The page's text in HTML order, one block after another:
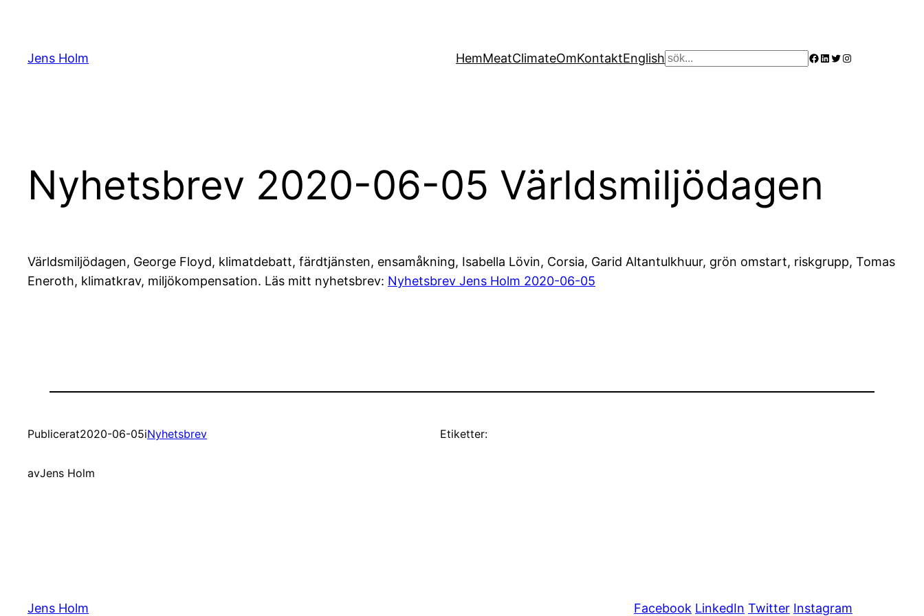
innehåll
Jens Holm HemMeatClimateOmKontaktEnglish Sök Facebook
LinkedIn
Twitter
Instagram
Nyhetsbrev 2020-06-05 Världsmiljödagen
Världsmiljödagen, George Floyd, klimatdebatt, färdtjänsten, ensamåkning, Isabella Lövin, Corsia, Garid Altantulkhuur, grön omstart, riskgrupp, Tomas
Eneroth, klimatkrav, miljökompensation. Läs mitt nyhetsbrev: Nyhetsbrev Jens Holm 2020-06-05
Publicerat2020-06-05iNyhetsbrev
avJens Holm
Etiketter:
Jens Holm Facebook LinkedIn Twitter Instagram